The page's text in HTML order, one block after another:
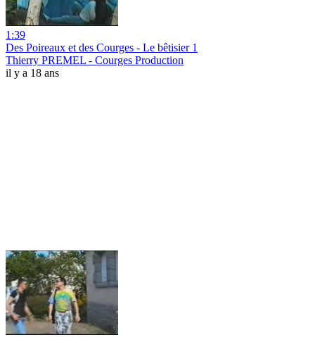
1:39
Des Poireaux et des Courges - Le bêtisier 1
Thierry PREMEL - Courges Production
il y a 18 ans